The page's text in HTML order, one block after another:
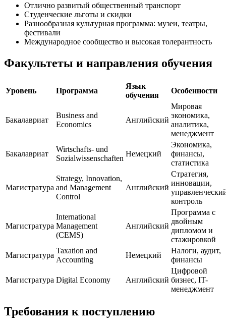
Отлично развитый общественный транспорт
Студенческие льготы и скидки
Разнообразная культурная программа: музеи, театры,
фестивали
Международное сообщество и высокая толерантность
Факультеты и направления обучения
Уровень Программа
Язык
обучения
Особенности
Бакалавриат
Business and
Economics
Английский
Мировая
экономика,
аналитика,
менеджмент
Бакалавриат
Wirtschafts- und
Sozialwissenschaften
Немецкий
Экономика,
финансы,
статистика
Магистратура
Strategy, Innovation,
and Management
Control
Английский
Стратегия,
инновации,
контроль
Магистратура
International
Management
(CEMS)
Английский
Программа с
двойным
дипломом и
стажировкой
Магистратура
Taxation and
Accounting
Немецкий
Налоги, аудит,
финансы
Магистратура Digital Economy Английский
Цифровой
бизнес, IT-
менеджмент
Требования к поступлению